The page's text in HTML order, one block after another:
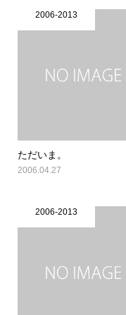
2006-2013
ただいま。
2006.04.27
2006-2013